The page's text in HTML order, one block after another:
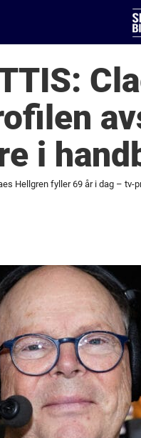
i
Hellgren fyller 69 år i dag –